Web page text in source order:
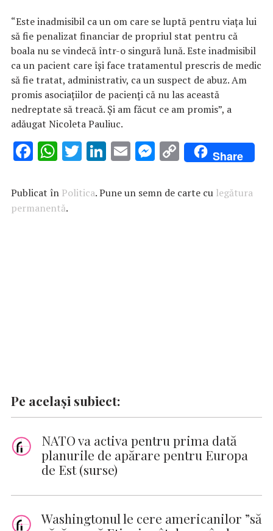
“Este inadmisibil ca un om care se luptă pentru viaţa lui
să fie penalizat financiar de propriul stat pentru că
boala nu se vindecă într-o singură lună. Este inadmisibil
ca un pacient care îşi face tratamentul prescris de medic
să fie tratat, administrativ, ca un suspect de abuz. Am
promis asociaţiilor de pacienţi că nu las această
nedreptate să treacă. Şi am făcut ce am promis”, a
adăugat Nicoleta Pauliuc.
F
e
b
W
at
s
T
it
Li
k
E
ai
M
se
C
o
p
Share
Publicat în Politica. Pune un semn de carte cu legătura
permanentă.
Pe același subiect:
NATO va activa pentru prima dată
planurile de apărare pentru Europa
de Est (surse)
Washingtonul le cere americanilor ”să